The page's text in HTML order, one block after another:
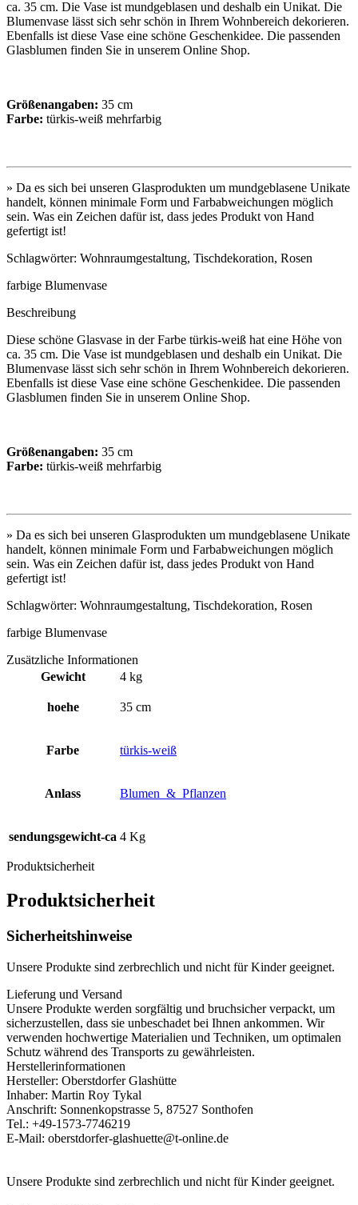
ca. 35 cm. Die Vase ist mundgeblasen und deshalb ein Unikat. Die
Blumenvase lässt sich sehr schön in Ihrem Wohnbereich dekorieren.
Ebenfalls ist diese Vase eine schöne Geschenkidee. Die passenden
Glasblumen finden Sie in unserem Online Shop.
Größenangaben: 35 cm
Farbe: türkis-weiß mehrfarbig
» Da es sich bei unseren Glasprodukten um mundgeblasene Unikate
handelt, können minimale Form und Farbabweichungen möglich
sein. Was ein Zeichen dafür ist, dass jedes Produkt von Hand
gefertigt ist!
Schlagwörter: Wohnraumgestaltung, Tischdekoration, Rosen
farbige Blumenvase
Beschreibung
Diese schöne Glasvase in der Farbe türkis-weiß hat eine Höhe von
ca. 35 cm. Die Vase ist mundgeblasen und deshalb ein Unikat. Die
Blumenvase lässt sich sehr schön in Ihrem Wohnbereich dekorieren.
Ebenfalls ist diese Vase eine schöne Geschenkidee. Die passenden
Glasblumen finden Sie in unserem Online Shop.
Größenangaben: 35 cm
Farbe: türkis-weiß mehrfarbig
» Da es sich bei unseren Glasprodukten um mundgeblasene Unikate
handelt, können minimale Form und Farbabweichungen möglich
sein. Was ein Zeichen dafür ist, dass jedes Produkt von Hand
gefertigt ist!
Schlagwörter: Wohnraumgestaltung, Tischdekoration, Rosen
farbige Blumenvase
Zusätzliche Informationen
Gewicht
4 kg
hoehe 35 cm
Farbe türkis-weiß
Anlass Blumen_&_Pflanzen
sendungsgewicht-ca 4 Kg
Produktsicherheit
Produktsicherheit
Sicherheitshinweise
Unsere Produkte sind zerbrechlich und nicht für Kinder geeignet.
Lieferung und Versand
Unsere Produkte werden sorgfältig und bruchsicher verpackt, um
sicherzustellen, dass sie unbeschadet bei Ihnen ankommen. Wir
verwenden hochwertige Materialien und Techniken, um optimalen
Schutz während des Transports zu gewährleisten.
Herstellerinformationen
Hersteller: Oberstdorfer Glashütte
Inhaber: Martin Roy Tykal
Anschrift: Sonnenkopstrasse 5, 87527 Sonthofen
Tel.: +49-1573-7746219
E-Mail: oberstdorfer-glashuette@t-online.de
Unsere Produkte sind zerbrechlich und nicht für Kinder geeignet.